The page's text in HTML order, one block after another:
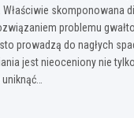
skomponowana
problemu
prowadzą do nagłych
jest nieoceniony nie